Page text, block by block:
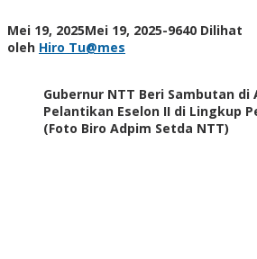
Mei 19, 2025Mei 19, 2025oleh
-9640 Dilihat
oleh Hiro Tu@mes
Gubernur NTT Beri Sambutan di
Pelantikan Eselon II di Lingkup
(Foto Biro Adpim Setda NTT)